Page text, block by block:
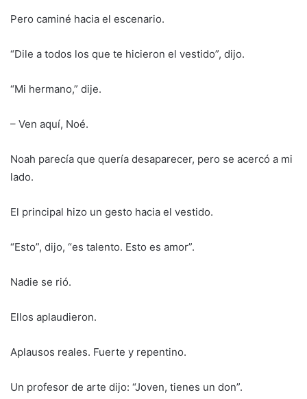
Pero caminé hacia el escenario.
“Dile a todos los que te hicieron el vestido”, dijo.
“Mi hermano,” dije.
– Ven aquí, Noé.
Noah parecía que quería desaparecer, pero se acercó a mi
lado.
El principal hizo un gesto hacia el vestido.
“Esto”, dijo, “es talento. Esto es amor”.
Nadie se rió.
Ellos aplaudieron.
Aplausos reales. Fuerte y repentino.
Un profesor de arte dijo: “Joven, tienes un don”.